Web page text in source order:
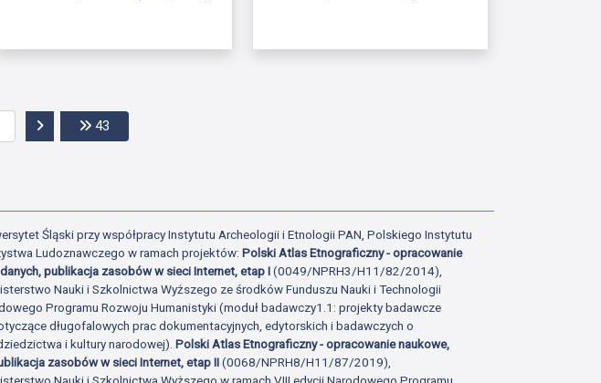
strony strony
Przejdź do następnej strony
43
Śląski przy współpracy Instytutu Archeologii i Etnologii PAN, Polskiego Instytutu
Ludoznawczego w ramach projektów:Polski Atlas Etnograficzny - opracowanie
publikacja zasobów w sieci Internet, etap I(0049/NPRH3/H11/82/2014),
Nauki i Szkolnictwa Wyższego ze środków Funduszu Nauki i Technologii
Programu Rozwoju Humanistyki (moduł badawczy1.1: projekty badawcze
długofalowych prac dokumentacyjnych, edytorskich i badawczych o
i kultury narodowej).Polski Atlas Etnograficzny - opracowanie naukowe,
zasobów w sieci Internet, etap II(0068/NPRH8/H11/87/2019),
Nauki i Szkolnictwa Wyższego w ramach VIII edycji Narodowego Programu